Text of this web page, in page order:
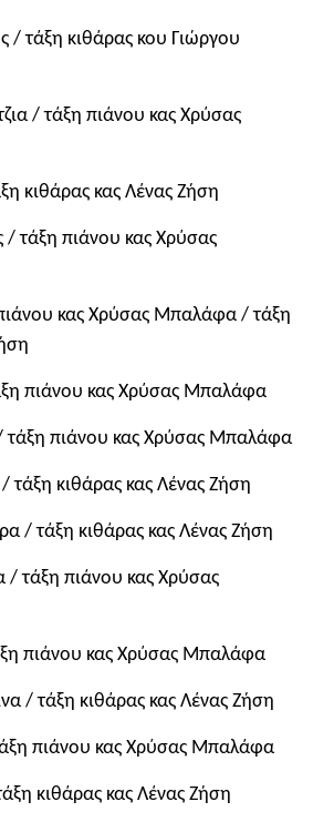
/ τάξη κιθάρας κου Γιώργου
/ τάξη πιάνου κας Χρύσας
κιθάρας κας Λένας Ζήση
τάξη πιάνου κας Χρύσας
κας Χρύσας Μπαλάφα / τάξη
πιάνου κας Χρύσας Μπαλάφα
τάξη πιάνου κας Χρύσας Μπαλάφα
τάξη κιθάρας κας Λένας Ζήση
/ τάξη κιθάρας κας Λένας Ζήση
/ τάξη πιάνου κας Χρύσας
πιάνου κας Χρύσας Μπαλάφα
/ τάξη κιθάρας κας Λένας Ζήση
πιάνου κας Χρύσας Μπαλάφα
κιθάρας κας Λένας Ζήση